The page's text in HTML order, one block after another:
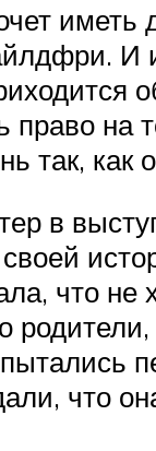
иметь
И
право на
так, как
в
что не
что